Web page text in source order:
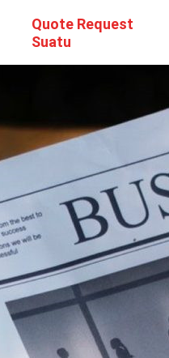
Quote Request
Suatu